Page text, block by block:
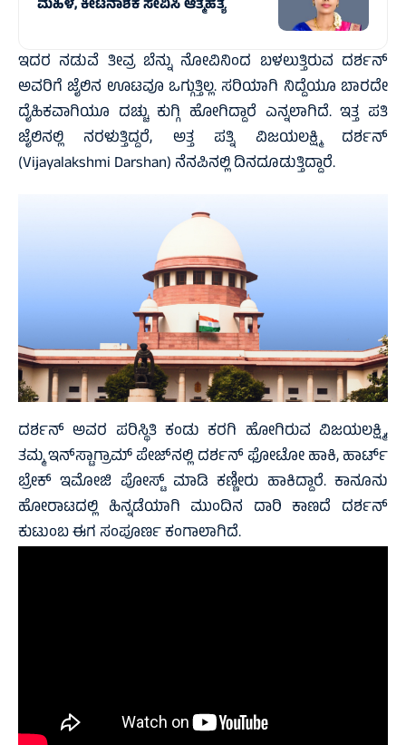
ಮಹಿಳೆ, ಕೀಟನಾಶಕ ಸೇವಿಸಿ ಆತ್ಮಹತ್ಯೆ
ಇದರ ನಡುವೆ ತೀವ್ರ ಬೆನ್ನು ನೋವಿನಿಂದ ಬಳಲುತ್ತಿರುವ ದರ್ಶನ್
ಅವರಿಗೆ ಜೈಲಿನ ಊಟವೂ ಒಗ್ಗುತ್ತಿಲ್ಲ. ಸರಿಯಾಗಿ ನಿದ್ದೆಯೂ ಬಾರದೇ
ದೈಹಿಕವಾಗಿಯೂ ದಚ್ಚು ಕುಗ್ಗಿ ಹೋಗಿದ್ದಾರೆ ಎನ್ನಲಾಗಿದೆ. ಇತ್ತ ಪತಿ
ಜೈಲಿನಲ್ಲಿ ನರಳುತ್ತಿದ್ದರೆ, ಅತ್ತ ಪತ್ನಿ ವಿಜಯಲಕ್ಷ್ಮಿ ದರ್ಶನ್
(Vijayalakshmi Darshan) ನೆನಪಿನಲ್ಲಿ ದಿನದೂಡುತ್ತಿದ್ದಾರೆ.
ದರ್ಶನ್ ಅವರ ಪರಿಸ್ಥಿತಿ ಕಂಡು ಕರಗಿ ಹೋಗಿರುವ ವಿಜಯಲಕ್ಷ್ಮಿ,
ತಮ್ಮ ಇನ್‌ಸ್ಟಾಗ್ರಾಮ್ ಪೇಜ್‌ನಲ್ಲಿ ದರ್ಶನ್ ಫೋಟೋ ಹಾಕಿ, ಹಾರ್ಟ್
ಬ್ರೇಕ್ ಇಮೋಜಿ ಪೋಸ್ಟ್ ಮಾಡಿ ಕಣ್ಣೀರು ಹಾಕಿದ್ದಾರೆ. ಕಾನೂನು
ಹೋರಾಟದಲ್ಲಿ ಹಿನ್ನಡೆಯಾಗಿ ಮುಂದಿನ ದಾರಿ ಕಾಣದೆ ದರ್ಶನ್
ಕುಟುಂಬ ಈಗ ಸಂಪೂರ್ಣ ಕಂಗಾಲಾಗಿದೆ.